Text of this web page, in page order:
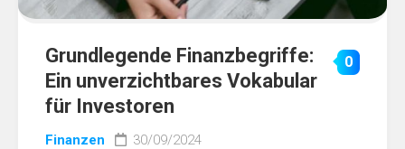
Grundlegende Finanzbegriffe:
Ein unverzichtbares Vokabular
für Investoren
0
Finanzen 30/09/2024